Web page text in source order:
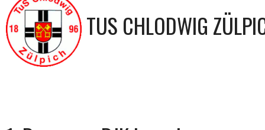
TUS CHLODWIG